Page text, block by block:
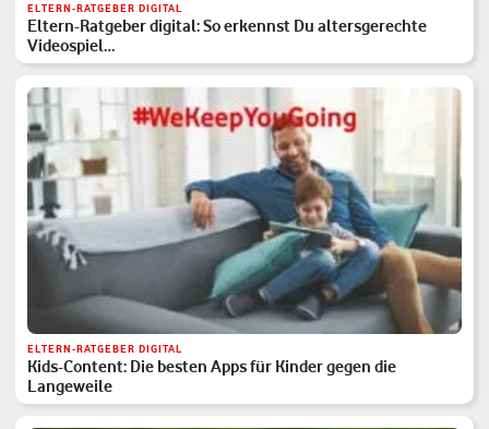
ELTERN-RATGEBER DIGITAL
Eltern-Ratgeber digital: So erkennst Du altersgerechte
Videospiel…
ELTERN-RATGEBER DIGITAL
Kids-Content: Die besten Apps für Kinder gegen die
Langeweile